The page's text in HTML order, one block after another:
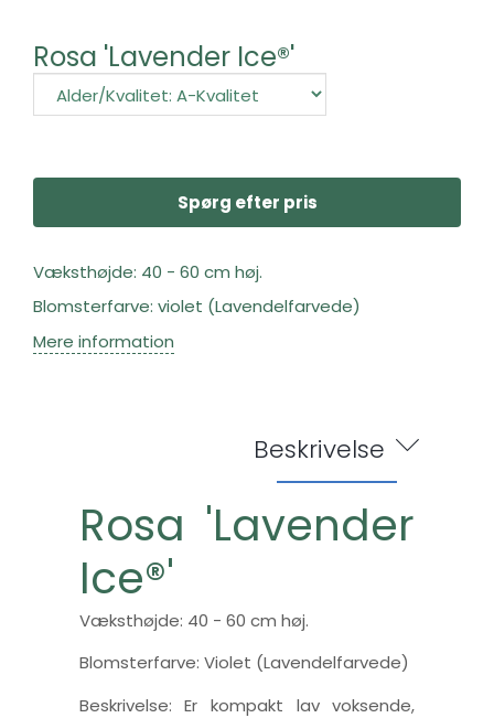
Rosa 'Lavender Ice®'
Spørg efter pris
Væksthøjde: 40 - 60 cm høj.
Blomsterfarve: violet (Lavendelfarvede)
Mere information
Beskrivelse
Rosa 'Lavender
Ice®'
Væksthøjde: 40 - 60 cm høj.
Blomsterfarve: Violet (Lavendelfarvede)
Beskrivelse: Er kompakt lav voksende,